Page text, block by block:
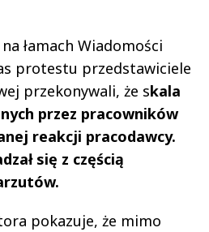
łamach Wiadomości
protestu przedstawiciele
przekonywali, że skala
przez pracowników
reakcji pracodawcy.
się z częścią
pokazuje, że mimo